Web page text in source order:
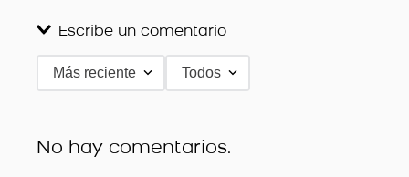
Escribe un comentario
Agregar comentario
Más reciente Todos
No hay comentarios.